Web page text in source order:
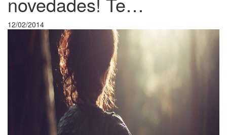
12/02/2014